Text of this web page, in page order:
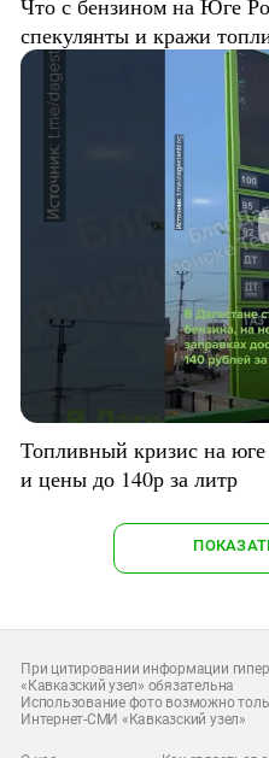
Что с бензином на Юге
спекулянты и кражи
Топливный кризис на
и цены до 140р за литр
При цитировании информации
«Кавказский узел» обязательна
Использование фото возможно
Интернет-СМИ «Кавказский узел»